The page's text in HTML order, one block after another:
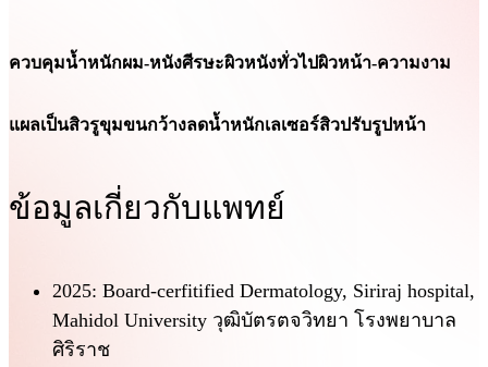
ควบคุมน้ำหนักผม-หนังศีรษะผิวหนังทั่วไปผิวหน้า-ความงาม
แผลเป็นสิวรูขุมขนกว้างลดน้ำหนักเลเซอร์สิวปรับรูปหน้า
ข้อมูลเกี่ยวกับแพทย์
2025: Board-cerfitified Dermatology, Siriraj hospital,
Mahidol University วุฒิบัตรตจวิทยา โรงพยาบาล
ศิริราช